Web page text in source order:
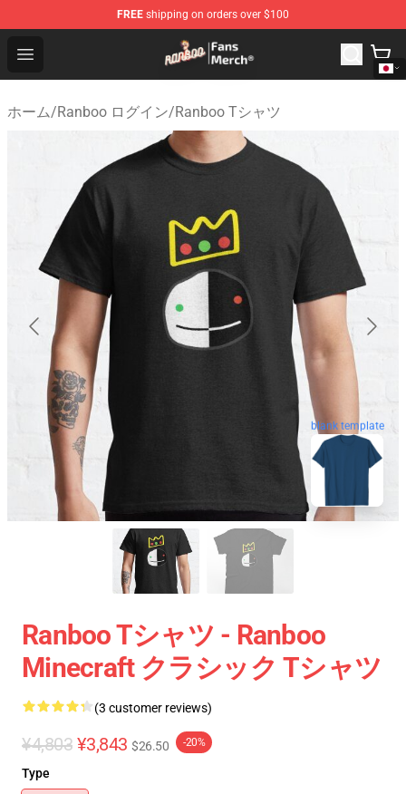
FREE shipping on orders over $100
Open menu
Ranboo Store - Official Ranboo Merchandise Shop
ホーム/Ranboo ログイン/Ranboo Tシャツ
blank template
Ranboo Tシャツ - Ranboo
Minecraft クラシック Tシャツ
(3 customer reviews)
¥4,803 ¥3,843 $26.50 -20%
Type